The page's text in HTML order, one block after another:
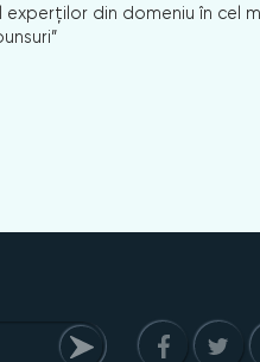
din domeniu în cel